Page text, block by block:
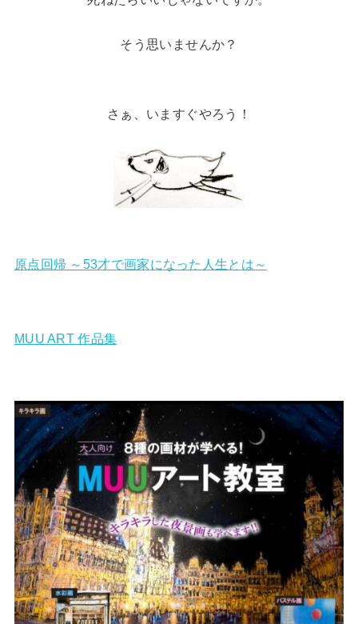
そう思いませんか？
さぁ、いますぐやろう！
原点回帰 ～53才で画家になった人生とは～
MUU ART 作品集